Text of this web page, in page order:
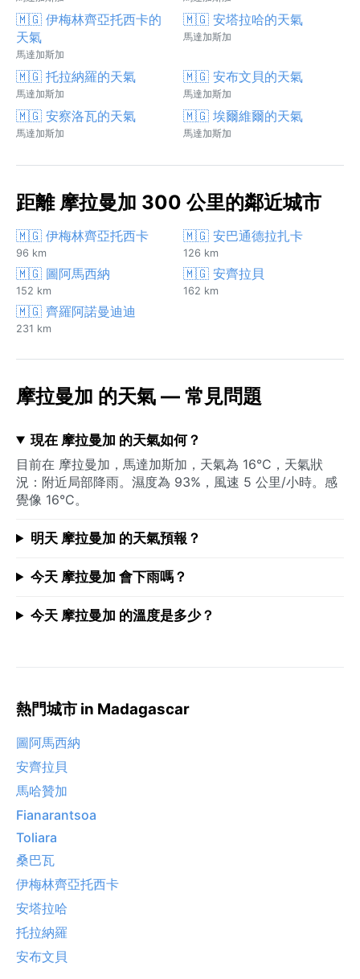
🇲🇬 伊梅林齊亞托西卡的
天氣
馬達加斯加
🇲🇬 安塔拉哈的天氣
馬達加斯加
🇲🇬 托拉納羅的天氣
馬達加斯加
🇲🇬 安布文貝的天氣
馬達加斯加
🇲🇬 安察洛瓦的天氣
馬達加斯加
🇲🇬 埃爾維爾的天氣
馬達加斯加
距離 摩拉曼加 300 公里的鄰近城市
🇲🇬 伊梅林齊亞托西卡
96 km
🇲🇬 安巴通德拉扎卡
126 km
🇲🇬 圖阿馬西納
152 km
🇲🇬 安齊拉貝
162 km
🇲🇬 齊羅阿諾曼迪迪
231 km
摩拉曼加 的天氣 — 常見問題
現在 摩拉曼加 的天氣如何？
目前在 摩拉曼加，馬達加斯加，天氣為 16°C，天氣狀
況：附近局部降雨。濕度為 93%，風速 5 公里/小時。感
覺像 16°C。
明天 摩拉曼加 的天氣預報？
今天 摩拉曼加 會下雨嗎？
今天 摩拉曼加 的溫度是多少？
熱門城市 in Madagascar
圖阿馬西納
安齊拉貝
馬哈贊加
Fianarantsoa
Toliara
桑巴瓦
伊梅林齊亞托西卡
安塔拉哈
托拉納羅
安布文貝